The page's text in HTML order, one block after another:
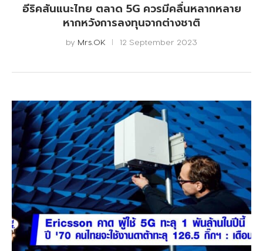
อีริคสันแนะไทย ตลาด 5G ควรมีคลื่นหลากหลาย
หากหวังการลงทุนจากต่างชาติ
by Mrs.OK 12 September 2023